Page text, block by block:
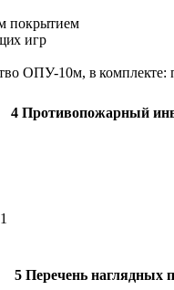
покрытием
игр
ОПУ-10м, в комплекте:
4 Противопожарный
5 Перечень наглядных